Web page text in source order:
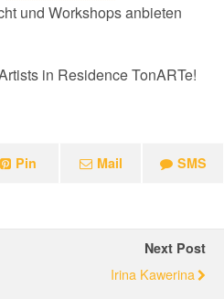
und Workshops anbieten
in Residence TonARTe!
Pin Mail SMS
Next Post
Irina Kawerina